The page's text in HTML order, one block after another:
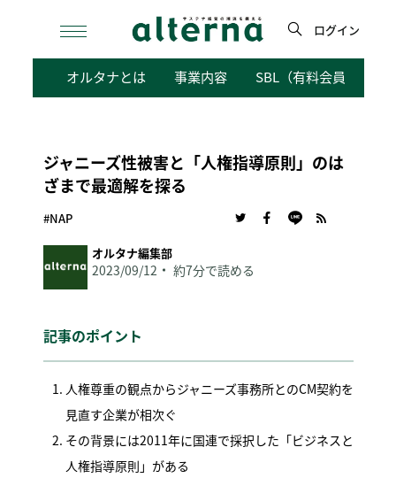
検
ログイン
オルタナとは 事業内容 SBL（有料会員向けサ
ジャニーズ性被害と「人権指導原則」のは
ざまで最適解を探る
#NAP
オルタナ編集部
2023/09/12 約7分で読める
記事のポイント
人権尊重の観点からジャニーズ事務所とのCM契約を
見直す企業が相次ぐ
その背景には2011年に国連で採択した「ビジネスと
人権指導原則」がある